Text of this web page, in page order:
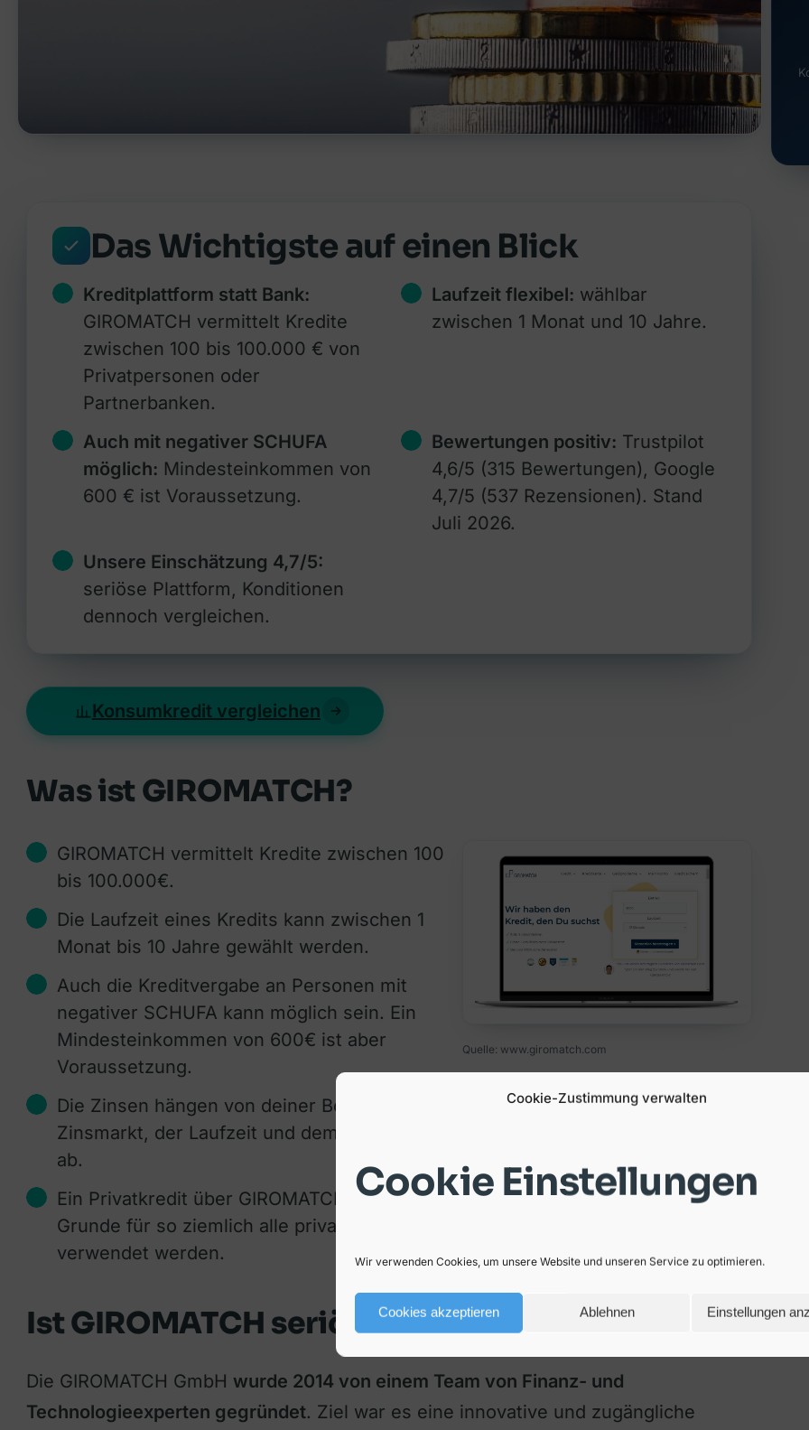
Cookie-Zustimmung verwalten
Cookie Einstellungen
Wir verwenden Cookies, um unsere Website und unseren Service zu optimieren.
Cookies akzeptieren Ablehnen Einstellungen
Das Wichtigste auf einen Blick
Kreditplattform statt Bank:
GIROMATCH vermittelt Kredite
zwischen 100 bis 100.000 € von
Privatpersonen oder
Partnerbanken.
Laufzeit flexibel: wählbar
zwischen 1 Monat und 10 Jahre.
Auch mit negativer SCHUFA
möglich: Mindesteinkommen von
600 € ist Voraussetzung.
Bewertungen positiv: Trustpilot
4,6/5 (315 Bewertungen), Google
4,7/5 (537 Rezensionen). Stand
Juli 2026.
Unsere Einschätzung 4,7/5:
seriöse Plattform, Konditionen
dennoch vergleichen.
Konsumkredit vergleichen
Was ist GIROMATCH?
GIROMATCH vermittelt Kredite zwischen 100
bis 100.000€.
Die Laufzeit eines Kredits kann zwischen 1
Monat bis 10 Jahre gewählt werden.
Auch die Kreditvergabe an Personen mit
negativer SCHUFA kann möglich sein. Ein
Mindesteinkommen von 600€ ist aber
Voraussetzung.
Die Zinsen hängen von deiner Bonität, dem
Zinsmarkt, der Laufzeit und dem Kreditbetrag
ab.
Ein Privatkredit über GIROMATCH kann im
Grunde für so ziemlich alle privaten Wünsche
verwendet werden.
Quelle: www.giromatch.com
Ist GIROMATCH seriös?
Die GIROMATCH GmbHwurde 2014 von einem Team von Finanz- und
Technologieexperten gegründet. Ziel war es eine innovative und zugängliche